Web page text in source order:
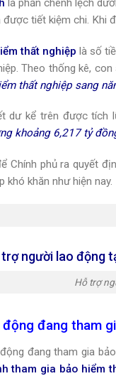
là phần chênh lệch
được tiết kiệm chi. Khi
thất nghiệp là số
Theo thống kê,
thất nghiệp sang
dư kể trên được tích
khoảng 6,217 tỷ
Chính phủ ra quyết
khó khăn như hiện nay.
người lao động
Hỗ trợ
đang tham
đang tham gia
tham gia bảo hiểm